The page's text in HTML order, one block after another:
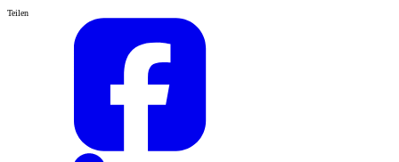
Teilen